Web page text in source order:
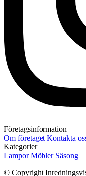
Företagsinformation
Om företaget Kontakta
Kategorier
LamporMöbler Säsong
© Copyright